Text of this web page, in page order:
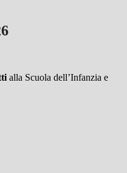
alla Scuola dell’Infanzia e